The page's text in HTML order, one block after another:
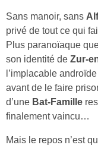
Sans manoir, sans
privé de tout ce qui
Plus paranoïaque
son identité de
l’implacable androïde
avant de le faire
d’une Bat‑Famille
finalement vaincu…
Mais le repos n’est